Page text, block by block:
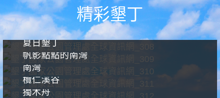
精彩墾丁
夏日墾丁
帆影點點的南灣
南灣
欖仁溪谷
獨木舟